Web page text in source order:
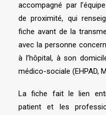
accompagné par
de proximité, qui
fiche avant de la
avec la personne
à l’hôpital, à son
médico-sociale (EHPAD,
La fiche fait le lien
patient et les